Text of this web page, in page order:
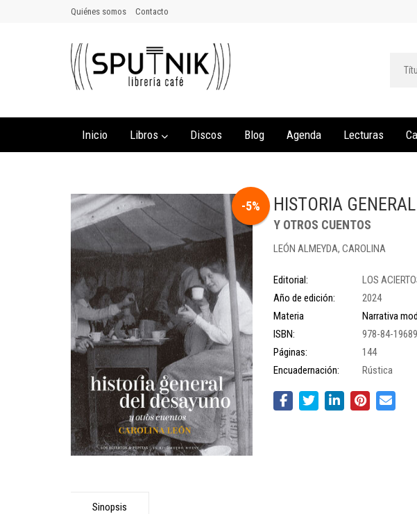
Quiénes somos Contacto
Inicio Libros Discos Blog Agenda Lecturas
-5% HISTORIA
Y OTROS CUENTOS
LEÓN ALMEYDA, CAROLINA
Editorial:
LOS
Año de edición:
2024
Materia
Narrativa
ISBN:
978-84-
Páginas:
144
Encuadernación:
Rústica
Sinopsis